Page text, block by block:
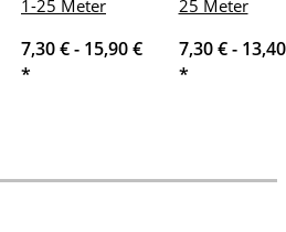
1-25 Meter
7,30 € - 15,90 €
*
25 Meter
7,30 € -
*